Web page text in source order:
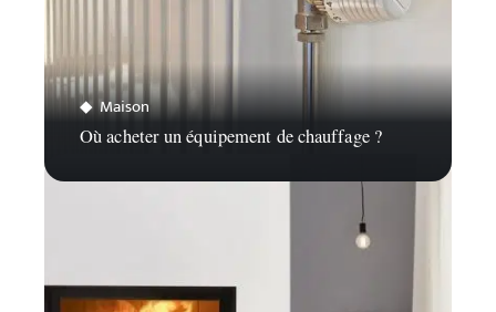
Maison
Où acheter un équipement de chauffage ?